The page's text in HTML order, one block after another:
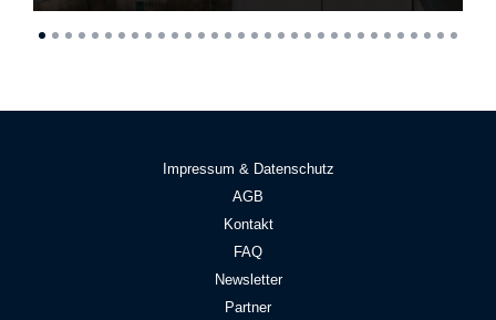
Impressum & Datenschutz
AGB
Kontakt
FAQ
Newsletter
Partner